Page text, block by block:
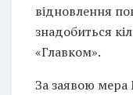
відновлення
знадобиться
«Главком».
За заявою мера